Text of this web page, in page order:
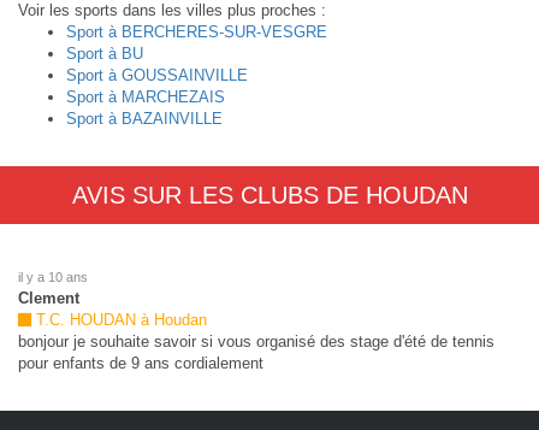
Voir les sports dans les villes plus proches :
Sport à BERCHERES-SUR-VESGRE
Sport à BU
Sport à GOUSSAINVILLE
Sport à MARCHEZAIS
Sport à BAZAINVILLE
AVIS SUR LES CLUBS DE HOUDAN
il y a 10 ans
Clement
T.C. HOUDAN à Houdan
bonjour je souhaite savoir si vous organisé des stage d'été de tennis
pour enfants de 9 ans cordialement